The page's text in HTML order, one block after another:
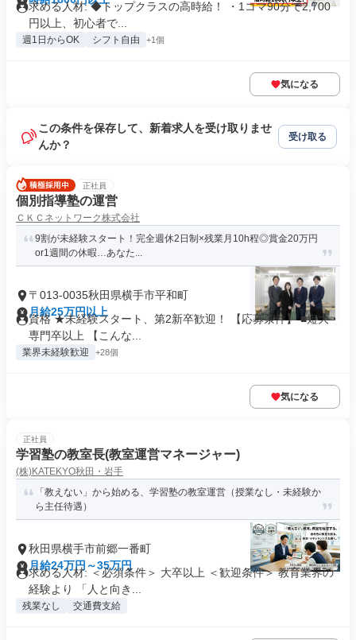
求める人材: ◆トップクラスの高時給！ ・1コマ90分で2,700
円以上、初心者で...
週1日からOK シフト自由 +1個
気になる
この条件を保存して、新着求人を受け取りませ
んか？
受け取る
正社員
個別指導塾の運営
ＣＫＣネットワーク株式会社
9割が未経験スタート！完全週休2日制×残業月10h程◎賞金20万円
or1週間の休暇…あなた...
〒013-0035秋田県横手市平和町
月給25万円以上
資格 ★未経験スタート、第2新卒歓迎！ 【応募条件】 ■短大・
専門卒以上 【こんな...
業界未経験歓迎 +28個
気になる
正社員
学習塾の教室長(教室運営マネージャー)
(株)KATEKYO秋田・岩手
「教えない」から始める、学習塾の教室運営（授業なし・未経験か
ら主任待遇）
秋田県横手市前郷一番町
月給24万円～35万円
求める人材: ＜必須条件＞ 大卒以上 ＜歓迎条件＞ 教育業界の
経験より 「人と向き...
残業なし 交通費支給